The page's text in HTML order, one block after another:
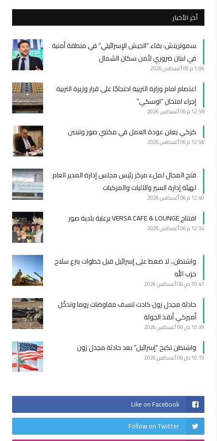
أخر الأخبار
سموتريتش: بقاء “الجيش الإسرائيلي” في منطقة أمنية
في لبنان ضروري لأمن سكان الشمال
1:06 م 06 أغسطس 2026
اعتصام امام وزارة التربية احتجاجًا على قرار وزيرة التربية
إجراء امتحان “اوسكي”
12:58 م 06 أغسطس 2026
كركي يعلن عودة العمل في مكتبي صور وتبنين
12:56 م 06 أغسطس 2026
فتح المجال لملء مركز رئيس مجلس إدارة المدير العام
لهيئة إدارة السير والآليات والمركبات
12:40 م 06 أغسطس 2026
افتتاح VERSA CAFE & LOUNGE برعاية بلدية صور
12:34 م 06 أغسطس 2026
واشنطن.. لا ضغط على إسرائيل قبل خطوات بنزع سلاح
حزب الله
10:41 ص 06 أغسطس 2026
حادثة مجدل زون كادت تنسف مفاوضات روما وتدخّل
أميركي أنقذ الجولة
10:39 ص 06 أغسطس 2026
واشنطن تكبح “إسرائيل” بعد حادثة مجدل زون
10:19 ص 06 أغسطس 2026
Like on Facebook
Follow on Twitter